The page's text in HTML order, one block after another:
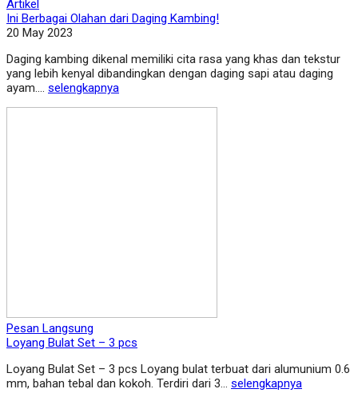
Artikel
Ini Berbagai Olahan dari Daging Kambing!
20 May 2023
Daging kambing dikenal memiliki cita rasa yang khas dan tekstur
yang lebih kenyal dibandingkan dengan daging sapi atau daging
ayam.... selengkapnya
Pesan Langsung
Loyang Bulat Set – 3 pcs
Loyang Bulat Set – 3 pcs Loyang bulat terbuat dari alumunium 0.6
mm, bahan tebal dan kokoh. Terdiri dari 3… selengkapnya